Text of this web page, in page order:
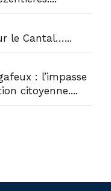
le Cantal…...
: l’impasse
citoyenne....